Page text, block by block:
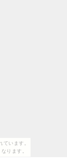
います。
ります。